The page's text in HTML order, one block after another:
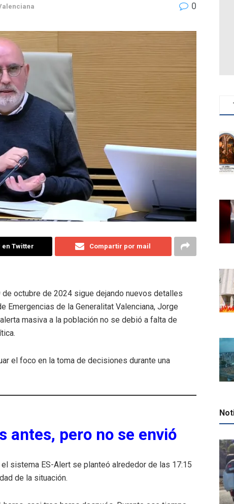
0
Twitter Compartir por mail
octubre de 2024 sigue dejando nuevos detalles
Emergencias de la Generalitat Valenciana, Jorge
masiva a la población no se debió a falta de
el foco en la toma de decisiones durante una
antes, pero no se envió
sistema ES-Alert se planteó alrededor de las 17:15
de la situación.